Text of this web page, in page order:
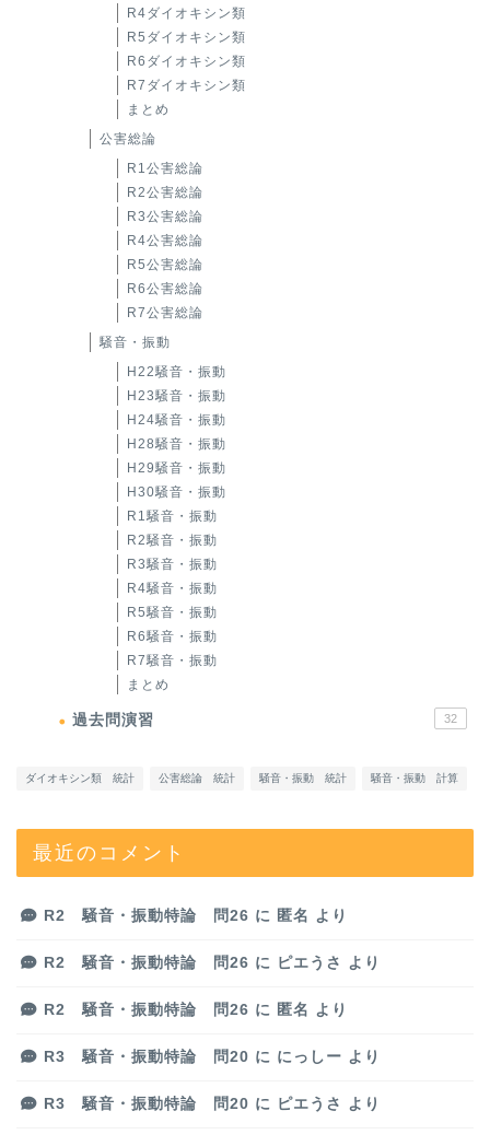
R4ダイオキシン類
R5ダイオキシン類
R6ダイオキシン類
R7ダイオキシン類
まとめ
公害総論
R1公害総論
R2公害総論
R3公害総論
R4公害総論
R5公害総論
R6公害総論
R7公害総論
騒音・振動
H22騒音・振動
H23騒音・振動
H24騒音・振動
H28騒音・振動
H29騒音・振動
H30騒音・振動
R1騒音・振動
R2騒音・振動
R3騒音・振動
R4騒音・振動
R5騒音・振動
R6騒音・振動
R7騒音・振動
まとめ
過去問演習 32
ダイオキシン類 統計 公害総論 統計 騒音・振動 統計 騒音・振動 計算
最近のコメント
R2 騒音・振動特論 問26 に 匿名 より
R2 騒音・振動特論 問26 に ピエうさ より
R2 騒音・振動特論 問26 に 匿名 より
R3 騒音・振動特論 問20 に にっしー より
R3 騒音・振動特論 問20 に ピエうさ より